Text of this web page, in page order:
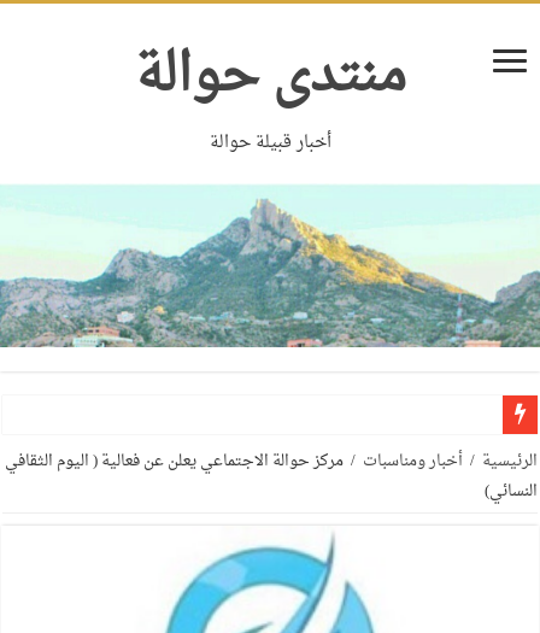
منتدى حوالة
أخبار قبيلة حوالة
الرئيسية / أخبار ومناسبات / مركز حوالة الاجتماعي يعلن عن فعالية ( اليوم الثقافي
النسائي)